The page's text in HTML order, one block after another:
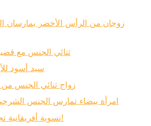
زوجان من الرأس الأخضر يمارسان
ثنائي الجنس مع
سيد أسود
زواج ثنائي الجنس
امرأة بيضاء تمارس الجنس
نسوية أفريقانية تجرب بي بي سي!